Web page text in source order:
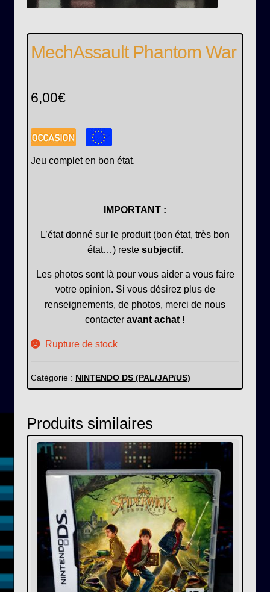
MechAssault Phantom War
6,00€
Jeu complet en bon état.
IMPORTANT :
L’état donné sur le produit (bon état, très bon
état…) reste subjectif.
Les photos sont là pour vous aider a vous faire
votre opinion. Si vous désirez plus de
renseignements, de photos, merci de nous
contacter avant achat !
Rupture de stock
Catégorie : NINTENDO DS (PAL/JAP/US)
Produits similaires